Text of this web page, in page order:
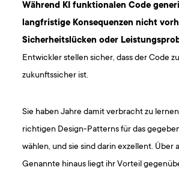
Während KI funktionalen Code
langfristige Konsequenzen nicht
Sicherheitslücken oder
Entwickler stellen sicher, dass der Code
zukunftssicher ist.
Sie haben Jahre damit verbracht zu
richtigen Design-Patterns für das
wählen, und sie sind darin exzellent. Über
Genannte hinaus liegt ihr Vorteil